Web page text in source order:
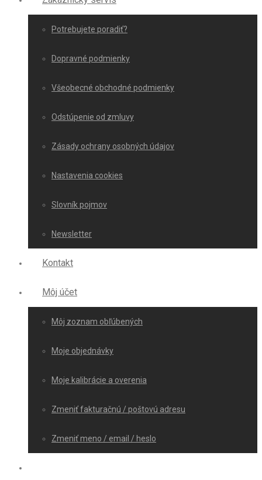
Potrebujete poradiť?
Dopravné podmienky
Všeobecné obchodné podmienky
Odstúpenie od zmluvy
Zásady ochrany osobných údajov
Nastavenia cookies
Slovník pojmov
Newsletter
Kontakt
Môj účet
Môj zoznam obľúbených
Moje objednávky
Moje kalibrácie a overenia
Zmeniť fakturačnú / poštovú adresu
Zmeniť meno / email / heslo